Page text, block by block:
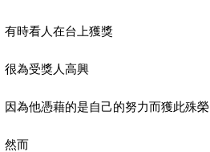
有時看人在台上獲獎
很為受獎人高興
因為他憑藉的是自己的努力而獲此殊榮
然而